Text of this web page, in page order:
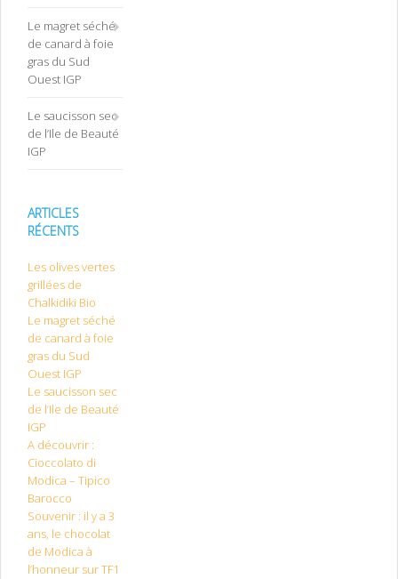
Le magret séché
de canard à foie
gras du Sud
Ouest IGP
Le saucisson sec
de l’Ile de Beauté
IGP
ARTICLES
RÉCENTS
Les olives vertes
grillées de
Chalkidiki Bio
Le magret séché
de canard à foie
gras du Sud
Ouest IGP
Le saucisson sec
de l’Ile de Beauté
IGP
A découvrir :
Cioccolato di
Modica – Tipico
Barocco
Souvenir : il y a 3
ans, le chocolat
de Modica à
l’honneur sur TF1